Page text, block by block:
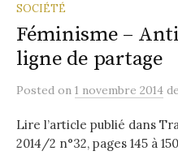
SOCIÉTÉ
Féminisme –
ligne de partage
Posted on 1 novembre 2014 de
Lire l’article publié dans
2014/2 n°32, pages 145 à